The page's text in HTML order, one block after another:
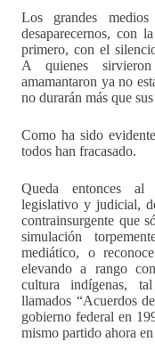
Los grandes
desaparecernos, con
primero, con el
A quienes
amamantaron ya no
no durarán más que
Como ha sido
todos han fracasado.
Queda entonces al
legislativo y judicial,
contrainsurgente que
simulación
mediático, o
elevando a rango
cultura indígenas,
llamados “Acuerdos
gobierno federal en
mismo partido ahora